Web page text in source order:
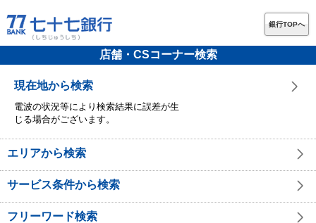
銀行TOPへ
店舗・CSコーナー検索
現在地から検索
電波の状況等により検索結果に誤差が生
じる場合がございます。
エリアから検索
サービス条件から検索
フリーワード検索